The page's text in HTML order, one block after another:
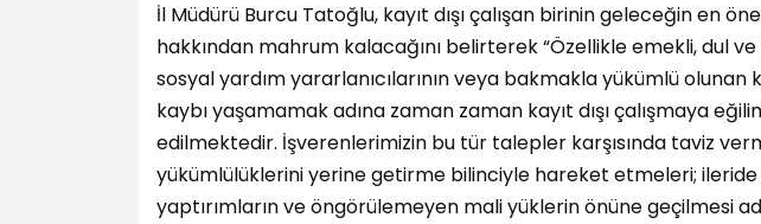
İl Müdürü Burcu Tatoğlu, kayıt dışı çalışan birinin geleceğin en
hakkından mahrum kalacağını belirterek “Özellikle emekli, dul ve
sosyal yardım yararlanıcılarının veya bakmakla yükümlü
kaybı yaşamamak adına zaman zaman kayıt dışı çalışmaya
edilmektedir. İşverenlerimizin bu tür talepler karşısında taviz
yükümlülüklerini yerine getirme bilinciyle hareket etmeleri; ileride
yaptırımların ve öngörülemeyen mali yüklerin önüne geçilmesi